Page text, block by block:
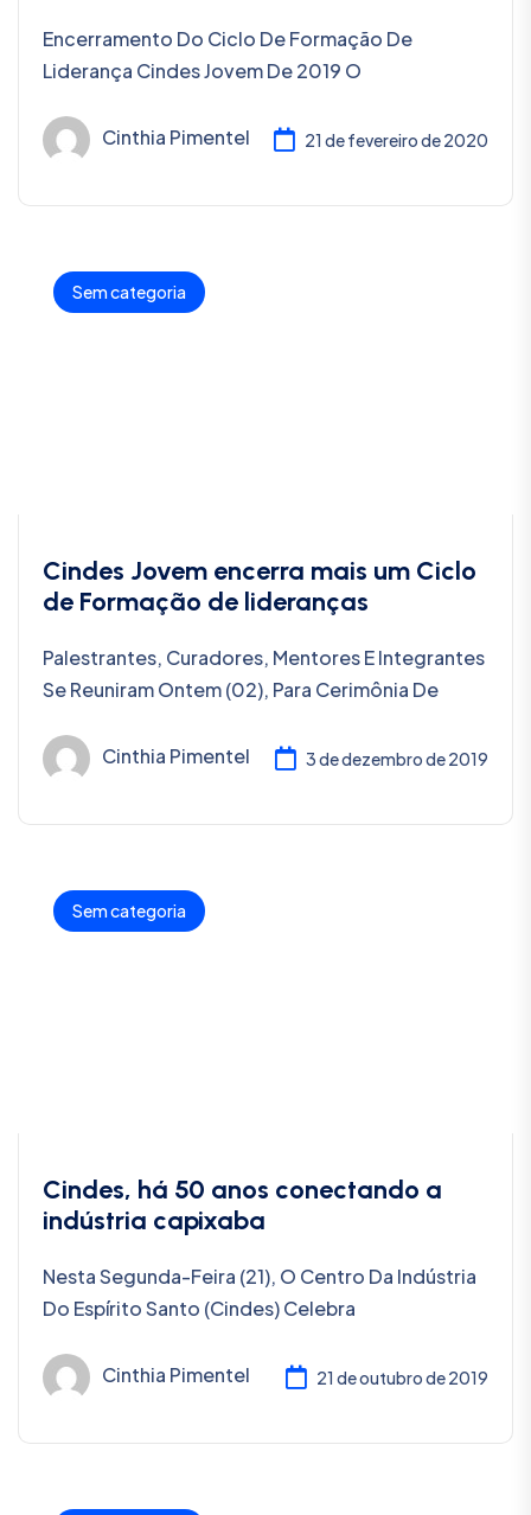
Encerramento Do Ciclo De Formação De
Liderança Cindes Jovem De 2019 O
Cinthia Pimentel 21 de fevereiro de 2020
Sem categoria
Cindes Jovem encerra mais um Ciclo
de Formação de lideranças
Palestrantes, Curadores, Mentores E Integrantes
Se Reuniram Ontem (02), Para Cerimônia De
Cinthia Pimentel 3 de dezembro de 2019
Sem categoria
Cindes, há 50 anos conectando a
indústria capixaba
Nesta Segunda-Feira (21), O Centro Da Indústria
Do Espírito Santo (Cindes) Celebra
Cinthia Pimentel 21 de outubro de 2019